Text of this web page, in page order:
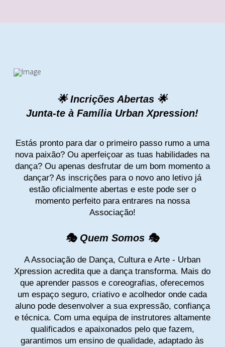
🌟 Incrições Abertas 🌟
Junta-te à Família Urban Xpression!
Estás pronto para dar o primeiro passo rumo a uma
nova paixão? Ou aperfeiçoar as tuas habilidades na
dança? Ou apenas desfrutar de um bom momento a
dançar? As inscrições para o novo ano letivo já
estão oficialmente abertas e este pode ser o
momento perfeito para entrares na nossa
Associação!
🎭 Quem Somos 🎭
A Associação de Dança, Cultura e Arte - Urban
Xpression acredita que a dança transforma. Mais do
que aprender passos e coreografias, oferecemos
um espaço seguro, criativo e acolhedor onde cada
aluno pode desenvolver a sua expressão, confiança
e técnica. Com uma equipa de instrutores altamente
qualificados e apaixonados pelo que fazem,
garantimos um ensino de qualidade, adaptado às